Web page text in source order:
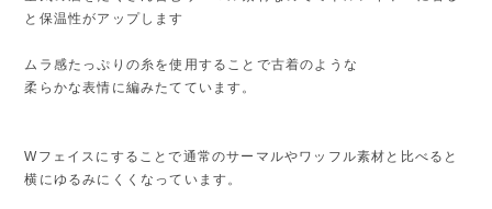
と保温性がアップします
ムラ感たっぷりの糸を使用することで古着のような
柔らかな表情に編みたてています。
Wフェイスにすることで通常のサーマルやワッフル素材と比べると
横にゆるみにくくなっています。